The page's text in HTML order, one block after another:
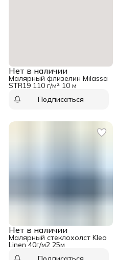
Нет в наличии
Малярный флизелин Milassa
STR19 110 г/м² 10 м
Подписаться
Нет в наличии
Малярный стеклохолст Kleo
Linen 40г/м2 25м